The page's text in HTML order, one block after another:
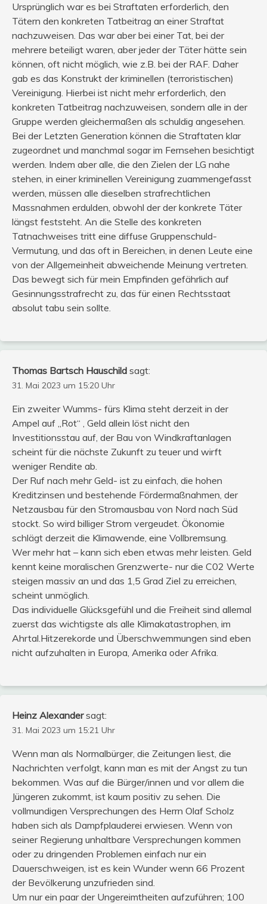
Ursprünglich war es bei Straftaten erforderlich, den
Tätern den konkreten Tatbeitrag an einer Straftat
nachzuweisen. Das war aber bei einer Tat, bei der
mehrere beteiligt waren, aber jeder der Täter hätte sein
können, oft nicht möglich, wie z.B. bei der RAF. Daher
gab es das Konstrukt der kriminellen (terroristischen)
Vereinigung. Hierbei ist nicht mehr erforderlich, den
konkreten Tatbeitrag nachzuweisen, sondern alle in der
Gruppe werden gleichermaßen als schuldig angesehen.
Bei der Letzten Generation können die Straftaten klar
zugeordnet und manchmal sogar im Fernsehen besichtigt
werden. Indem aber alle, die den Zielen der LG nahe
stehen, in einer kriminellen Vereinigung zuammengefasst
werden, müssen alle dieselben strafrechtlichen
Massnahmen erdulden, obwohl der der konkrete Täter
längst feststeht. An die Stelle des konkreten
Tatnachweises tritt eine diffuse Gruppenschuld-
Vermutung, und das oft in Bereichen, in denen Leute eine
von der Allgemeinheit abweichende Meinung vertreten.
Das bewegt sich für mein Empfinden gefährlich auf
Gesinnungsstrafrecht zu, das für einen Rechtsstaat
absolut tabu sein sollte.
Thomas Bartsch Hauschild sagt:
31. Mai 2023 um 15:20 Uhr
Ein zweiter Wumms- fürs Klima steht derzeit in der
Ampel auf „Rot“ , Geld allein löst nicht den
Investitionsstau auf, der Bau von Windkraftanlagen
scheint für die nächste Zukunft zu teuer und wirft
weniger Rendite ab.
Der Ruf nach mehr Geld- ist zu einfach, die hohen
Kreditzinsen und bestehende Fördermaßnahmen, der
Netzausbau für den Stromausbau von Nord nach Süd
stockt. So wird billiger Strom vergeudet. Ökonomie
schlägt derzeit die Klimawende, eine Vollbremsung.
Wer mehr hat – kann sich eben etwas mehr leisten. Geld
kennt keine moralischen Grenzwerte- nur die C02 Werte
steigen massiv an und das 1,5 Grad Ziel zu erreichen,
scheint unmöglich.
Das individuelle Glücksgefühl und die Freiheit sind allemal
zuerst das wichtigste als alle Klimakatastrophen, im
Ahrtal.Hitzerekorde und Überschwemmungen sind eben
nicht aufzuhalten in Europa, Amerika oder Afrika.
Heinz Alexander sagt:
31. Mai 2023 um 15:21 Uhr
Wenn man als Normalbürger, die Zeitungen liest, die
Nachrichten verfolgt, kann man es mit der Angst zu tun
bekommen. Was auf die Bürger/innen und vor allem die
Jüngeren zukommt, ist kaum positiv zu sehen. Die
vollmundigen Versprechungen des Herrn Olaf Scholz
haben sich als Dampfplauderei erwiesen. Wenn von
seiner Regierung unhaltbare Versprechungen kommen
oder zu dringenden Problemen einfach nur ein
Dauerschweigen, ist es kein Wunder wenn 66 Prozent
der Bevölkerung unzufrieden sind.
Um nur ein paar der Ungereimtheiten aufzuführen; 100